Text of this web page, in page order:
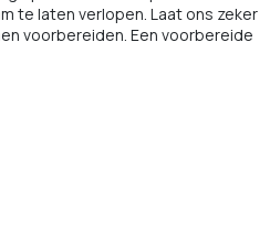
te laten verlopen. Laat ons zeker
voorbereiden. Een voorbereide